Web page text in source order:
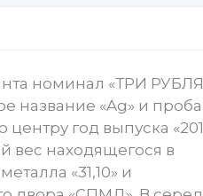
номинал «ТРИ
название «Ag» и проба
центру год выпуска
вес находящегося в
«31,10» и